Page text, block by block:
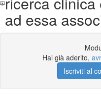
ad essa
Hai già aderito,
Iscriviti al